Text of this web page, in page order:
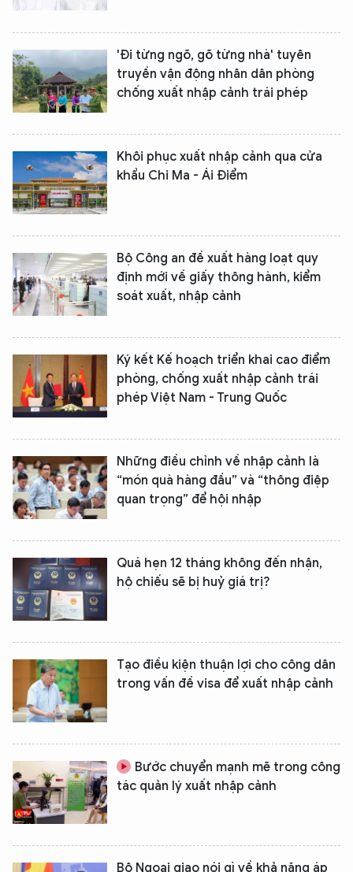
'Đi từng ngõ, gõ từng nhà' tuyên
truyền vận động nhân dân phòng
chống xuất nhập cảnh trái phép
Khôi phục xuất nhập cảnh qua cửa
khẩu Chi Ma - Ái Điểm
Bộ Công an đề xuất hàng loạt quy
định mới về giấy thông hành, kiểm
soát xuất, nhập cảnh
Ký kết Kế hoạch triển khai cao điểm
phòng, chống xuất nhập cảnh trái
phép Việt Nam - Trung Quốc
Những điều chỉnh về nhập cảnh là
“món quà hàng đầu” và “thông điệp
quan trọng” để hội nhập
Quá hẹn 12 tháng không đến nhận,
hộ chiếu sẽ bị huỷ giá trị?
Tạo điều kiện thuận lợi cho công dân
trong vấn đề visa để xuất nhập cảnh
Bước chuyển mạnh mẽ trong công
tác quản lý xuất nhập cảnh
Bộ Ngoại giao nói gì về khả năng áp
XIN CHÀO,
TÔI LÀ CHATBOT CỦA
Hãy hỏi tôi bất kỳ điều gì bạn cần biết về
An Ninh Thủ Đô nhé. Tôi sẵn sàng hỗ trợ!